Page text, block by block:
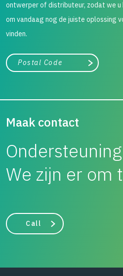
ontwerper of distributeur, zodat we u
om vandaag nog de juiste oplossing
vinden.
City, state, or zip/postal code
Search
Maak contact
We zijn er om
Call